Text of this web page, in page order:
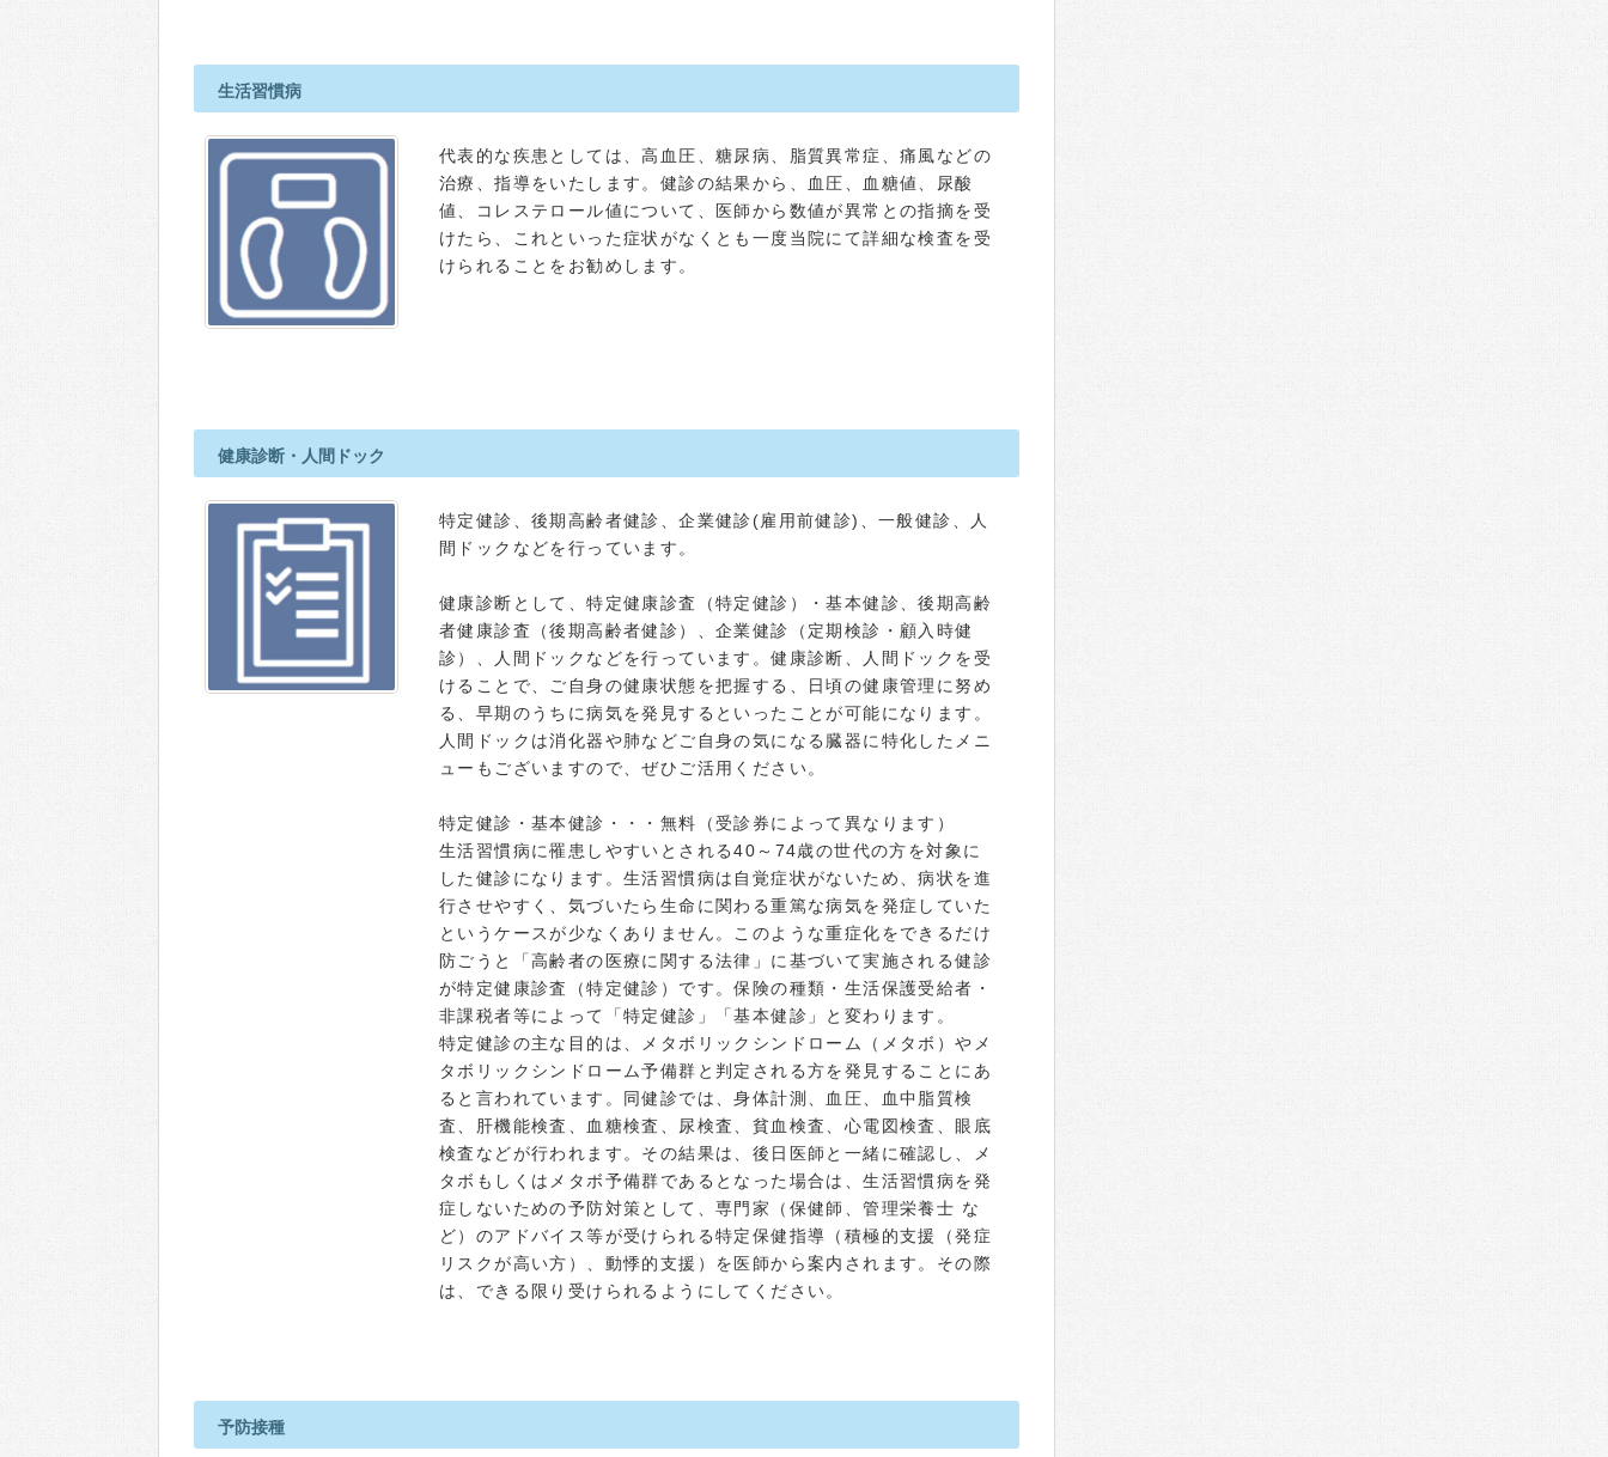
生活習慣病
代表的な疾患としては、高血圧、糖尿病、脂質異常症、痛風などの
治療、指導をいたします。健診の結果から、血圧、血糖値、尿酸
値、コレステロール値について、医師から数値が異常との指摘を受
けたら、これといった症状がなくとも一度当院にて詳細な検査を受
けられることをお勧めします。
健康診断・人間ドック
特定健診、後期高齢者健診、企業健診(雇用前健診)、一般健診、人
間ドックなどを行っています。
健康診断として、特定健康診査（特定健診）・基本健診、後期高齢
者健康診査（後期高齢者健診）、企業健診（定期検診・顧入時健
診）、人間ドックなどを行っています。健康診断、人間ドックを受
けることで、ご自身の健康状態を把握する、日頃の健康管理に努め
る、早期のうちに病気を発見するといったことが可能になります。
人間ドックは消化器や肺などご自身の気になる臓器に特化したメニ
ューもございますので、ぜひご活用ください。
特定健診・基本健診・・・無料（受診券によって異なります）
生活習慣病に罹患しやすいとされる40～74歳の世代の方を対象に
した健診になります。生活習慣病は自覚症状がないため、病状を進
行させやすく、気づいたら生命に関わる重篤な病気を発症していた
というケースが少なくありません。このような重症化をできるだけ
防ごうと「高齢者の医療に関する法律」に基づいて実施される健診
が特定健康診査（特定健診）です。保険の種類・生活保護受給者・
非課税者等によって「特定健診」「基本健診」と変わります。
特定健診の主な目的は、メタボリックシンドローム（メタボ）やメ
タボリックシンドローム予備群と判定される方を発見することにあ
ると言われています。同健診では、身体計測、血圧、血中脂質検
査、肝機能検査、血糖検査、尿検査、貧血検査、心電図検査、眼底
検査などが行われます。その結果は、後日医師と一緒に確認し、メ
タボもしくはメタボ予備群であるとなった場合は、生活習慣病を発
症しないための予防対策として、専門家（保健師、管理栄養士 な
ど）のアドバイス等が受けられる特定保健指導（積極的支援（発症
リスクが高い方）、動悸的支援）を医師から案内されます。その際
は、できる限り受けられるようにしてください。
予防接種